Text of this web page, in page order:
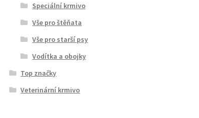
Speciální krmivo
Vše pro štěňata
Vše pro starší psy
Vodítka a obojky
Top značky
Veterinární krmivo